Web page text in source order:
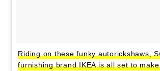
Riding on these funky autorickshaws,
furnishing brand IKEA is all set to